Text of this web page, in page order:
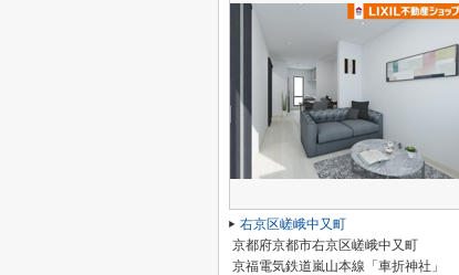
右京区嵯峨中又町
京都府京都市右京区嵯峨中又町
京福電気鉄道嵐山本線「車折神社」